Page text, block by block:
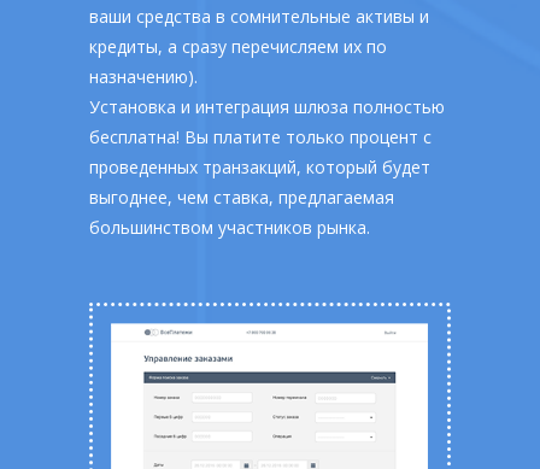
ваши средства в сомнительные активы и
кредиты, а сразу перечисляем их по
назначению).
Установка и интеграция шлюза полностью
бесплатна! Вы платите только процент с
проведенных транзакций, который будет
выгоднее, чем ставка, предлагаемая
большинством участников рынка.